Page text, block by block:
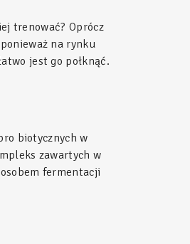
trenować? Oprócz
na rynku
jest go połknąć.
biotycznych w
zawartych w
fermentacji